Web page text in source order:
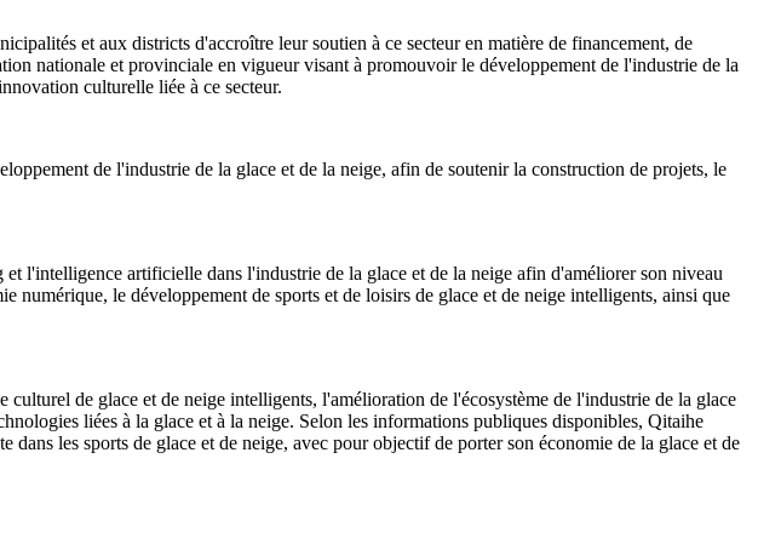
et aux districts d'accroître leur soutien à ce secteur en matière de financement, de
nationale et provinciale en vigueur visant à promouvoir le développement de l'industrie de la
culturelle liée à ce secteur.
de l'industrie de la glace et de la neige, afin de soutenir la construction de projets, le
l'intelligence artificielle dans l'industrie de la glace et de la neige afin d'améliorer son niveau
le développement de sports et de loisirs de glace et de neige intelligents, ainsi que
de glace et de neige intelligents, l'amélioration de l'écosystème de l'industrie de la glace
liées à la glace et à la neige. Selon les informations publiques disponibles, Qitaihe
les sports de glace et de neige, avec pour objectif de porter son économie de la glace et de